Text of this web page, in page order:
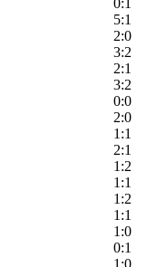
0:1
5:1
2:0
3:2
2:1
3:2
0:0
2:0
1:1
2:1
1:2
1:1
1:2
1:1
1:0
0:1